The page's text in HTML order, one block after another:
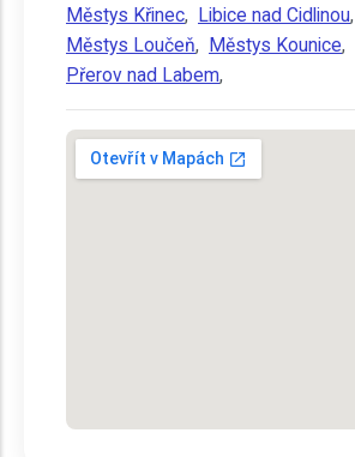
Městys Křinec, Libice nad Cidlinou,
Městys Loučeň, Městys Kounice,
Přerov nad Labem,